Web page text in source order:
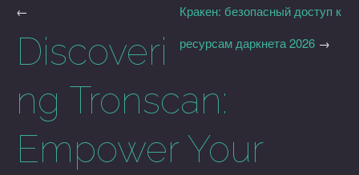
Кракен: безопасный доступ к
ресурсам даркнета 2026 →
←
Discoveri
ng Tronscan:
Empower Your